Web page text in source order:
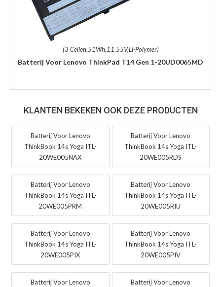
(3 Cellen,51Wh,11.55V,Li-Polymer)
Batterij Voor Lenovo ThinkPad T14 Gen 1-20UD0065MD
KLANTEN BEKEKEN OOK DEZE PRODUCTEN
Batterij Voor Lenovo
ThinkBook 14s Yoga ITL-
20WE005NAX
Batterij Voor Lenovo
ThinkBook 14s Yoga ITL-
20WE005RDS
Batterij Voor Lenovo
ThinkBook 14s Yoga ITL-
20WE005PRM
Batterij Voor Lenovo
ThinkBook 14s Yoga ITL-
20WE005RIU
Batterij Voor Lenovo
ThinkBook 14s Yoga ITL-
20WE005PIX
Batterij Voor Lenovo
ThinkBook 14s Yoga ITL-
20WE005PIV
Batterij Voor Lenovo
Batterij Voor Lenovo